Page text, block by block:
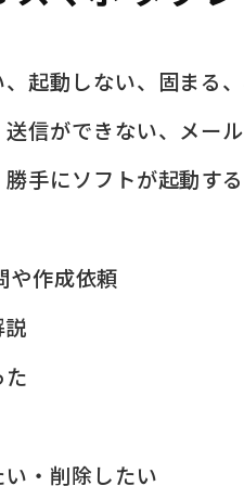
起動しない、固まる
信ができない、メー
手にソフトが起動する
作成依頼
・削除したい